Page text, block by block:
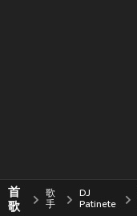
首
歌
歌
手
DJ
Patinete